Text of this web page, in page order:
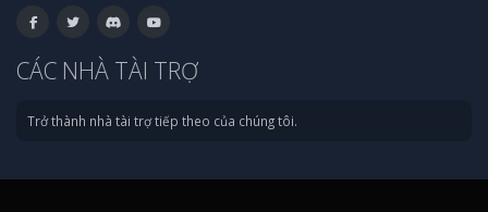
CÁC NHÀ TÀI TRỢ
Trở thành nhà tài trợ tiếp theo của chúng tôi.